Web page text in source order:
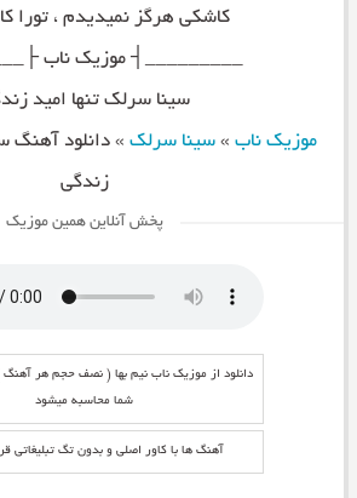
کاشکی هرگز نمیدیدم ، تورا
_________┤ موزیک ناب
سینا سرلک تنها امید
موزیک ناب »سینا سرلک »دانلود آهنگ
زندگی
پخش آنلاین همین موزیک
دانلود از موزیک ناب نیم بها ( نصف حجم هر
شما محاسبه میشود
آهنگ ها با کاور اصلی و بدون تگ تبلیغاتی